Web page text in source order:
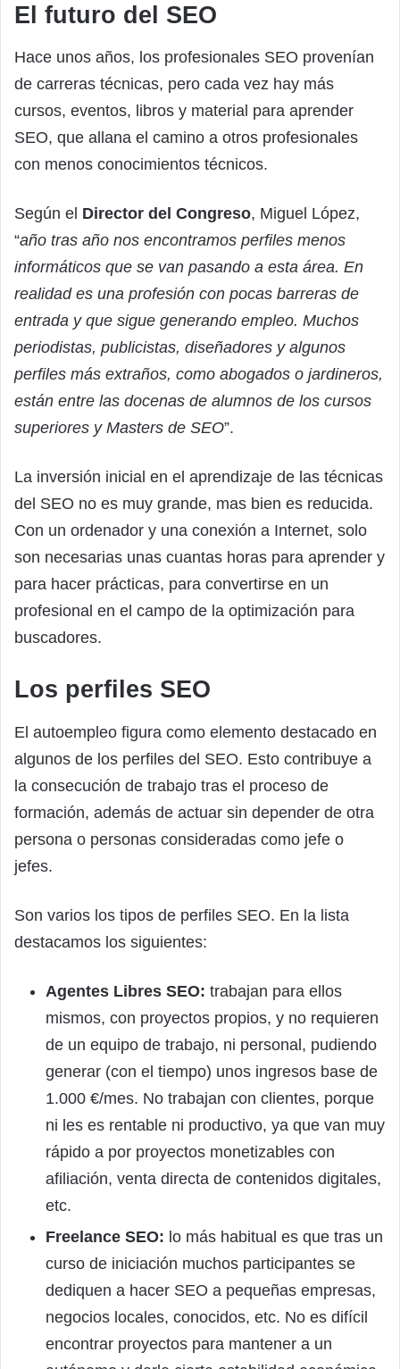
El futuro del SEO
Hace unos años, los profesionales SEO provenían
de carreras técnicas, pero cada vez hay más
cursos, eventos, libros y material para aprender
SEO, que allana el camino a otros profesionales
con menos conocimientos técnicos.
Según el Director del Congreso, Miguel López,
“año tras año nos encontramos perfiles menos
informáticos que se van pasando a esta área. En
realidad es una profesión con pocas barreras de
entrada y que sigue generando empleo. Muchos
periodistas, publicistas, diseñadores y algunos
perfiles más extraños, como abogados o jardineros,
están entre las docenas de alumnos de los cursos
superiores y Masters de SEO”.
La inversión inicial en el aprendizaje de las técnicas
del SEO no es muy grande, mas bien es reducida.
Con un ordenador y una conexión a Internet, solo
son necesarias unas cuantas horas para aprender y
para hacer prácticas, para convertirse en un
profesional en el campo de la optimización para
buscadores.
Los perfiles SEO
El autoempleo figura como elemento destacado en
algunos de los perfiles del SEO. Esto contribuye a
la consecución de trabajo tras el proceso de
formación, además de actuar sin depender de otra
persona o personas consideradas como jefe o
jefes.
Son varios los tipos de perfiles SEO. En la lista
destacamos los siguientes:
Agentes Libres SEO: trabajan para ellos
mismos, con proyectos propios, y no requieren
de un equipo de trabajo, ni personal, pudiendo
generar (con el tiempo) unos ingresos base de
1.000 €/mes. No trabajan con clientes, porque
ni les es rentable ni productivo, ya que van muy
rápido a por proyectos monetizables con
afiliación, venta directa de contenidos digitales,
etc.
Freelance SEO: lo más habitual es que tras un
curso de iniciación muchos participantes se
dediquen a hacer SEO a pequeñas empresas,
negocios locales, conocidos, etc. No es difícil
encontrar proyectos para mantener a un